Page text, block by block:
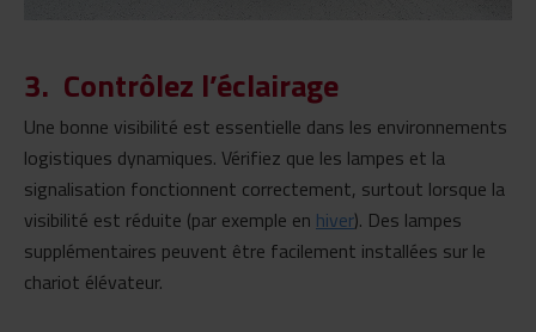
3. Contrôlez l’éclairage
Une bonne visibilité est essentielle dans les environnements
logistiques dynamiques. Vérifiez que les lampes et la
signalisation fonctionnent correctement, surtout lorsque la
visibilité est réduite (par exemple en hiver). Des lampes
supplémentaires peuvent être facilement installées sur le
chariot élévateur.